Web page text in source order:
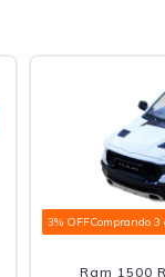
3% OFFComprando 3 ou
Ram 1500